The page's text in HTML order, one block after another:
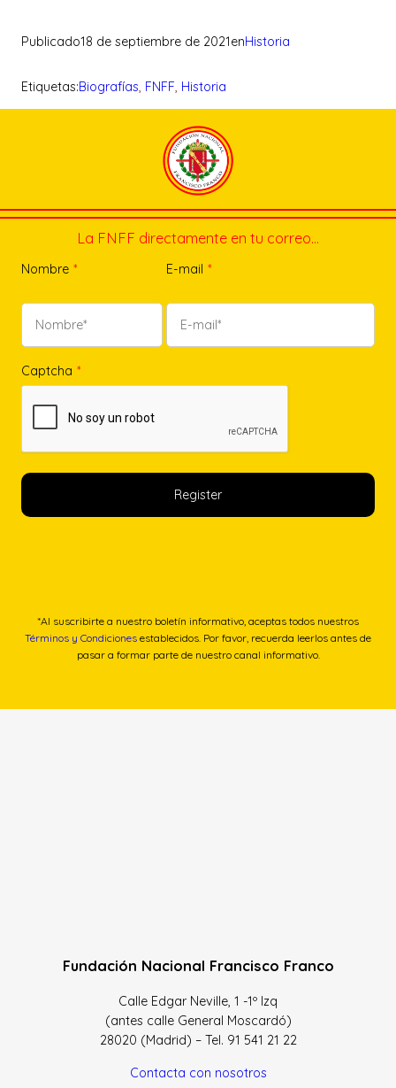
Publicado18 de septiembre de 2021enHistoria
Etiquetas:Biografías, FNFF, Historia
La FNFF directamente en tu correo…
Nombre * E-mail *
Captcha *
*Al suscribirte a nuestro boletín informativo, aceptas todos nuestros
Términos y Condiciones establecidos. Por favor, recuerda leerlos antes de
pasar a formar parte de nuestro canal informativo.
Fundación Nacional Francisco Franco
Calle Edgar Neville, 1 -1º Izq
(antes calle General Moscardó)
28020 (Madrid) – Tel. 91 541 21 22
Contacta con nosotros